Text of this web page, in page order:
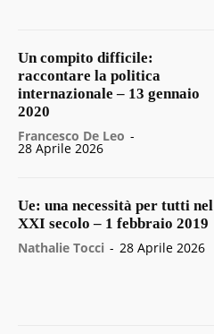
Un compito difficile:
raccontare la politica
internazionale – 13 gennaio
2020
Francesco De Leo -
28 Aprile 2026
Ue: una necessità per tutti nel
XXI secolo – 1 febbraio 2019
Nathalie Tocci - 28 Aprile 2026